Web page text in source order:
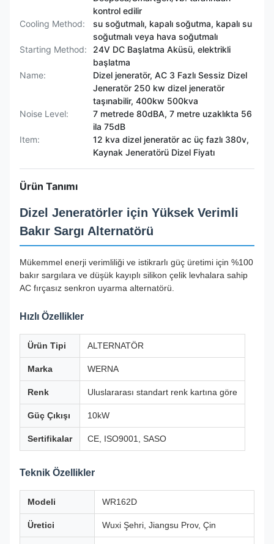
kontrol edilir
Cooling Method:
su soğutmalı, kapalı soğutma, kapalı su
soğutmalı veya hava soğutmalı
Starting Method:
24V DC Başlatma Aküsü, elektrikli
başlatma
Name:
Dizel jeneratör, AC 3 Fazlı Sessiz Dizel
Jeneratör 250 kw dizel jeneratör
taşınabilir, 400kw 500kva
Noise Level:
7 metrede 80dBA, 7 metre uzaklıkta 56
ila 75dB
Item:
12 kva dizel jeneratör ac üç fazlı 380v,
Kaynak Jeneratörü Dizel Fiyatı
Ürün Tanımı
Dizel Jeneratörler için Yüksek Verimli
Bakır Sargı Alternatörü
Mükemmel enerji verimliliği ve istikrarlı güç üretimi için %100
bakır sargılara ve düşük kayıplı silikon çelik levhalara sahip
AC fırçasız senkron uyarma alternatörü.
Hızlı Özellikler
Ürün Tipi ALTERNATÖR
Marka WERNA
Renk Uluslararası standart renk kartına göre
Güç Çıkışı 10kW
Sertifikalar CE, ISO9001, SASO
Teknik Özellikler
Modeli WR162D
Üretici Wuxi Şehri, Jiangsu Prov, Çin